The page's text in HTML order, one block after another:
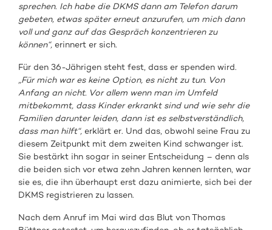
sprechen. Ich habe die DKMS dann am Telefon darum
gebeten, etwas später erneut anzurufen, um mich dann
voll und ganz auf das Gespräch konzentrieren zu
können“, erinnert er sich.
Für den 36-Jährigen steht fest, dass er spenden wird.
„Für mich war es keine Option, es nicht zu tun. Von
Anfang an nicht. Vor allem wenn man im Umfeld
mitbekommt, dass Kinder erkrankt sind und wie sehr die
Familien darunter leiden, dann ist es selbstverständlich,
dass man hilft“,erklärt er. Und das, obwohl seine Frau zu
diesem Zeitpunkt mit dem zweiten Kind schwanger ist.
Sie bestärkt ihn sogar in seiner Entscheidung – denn als
die beiden sich vor etwa zehn Jahren kennen lernten, war
sie es, die ihn überhaupt erst dazu animierte, sich bei der
DKMS registrieren zu lassen.
Nach dem Anruf im Mai wird das Blut von Thomas